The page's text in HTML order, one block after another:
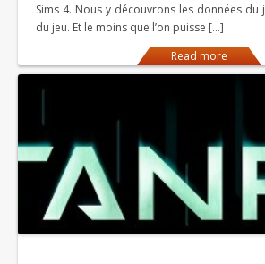
Sims 4. Nous y découvrons les données
du jeu. Et le moins que l’on puisse […]
Read more